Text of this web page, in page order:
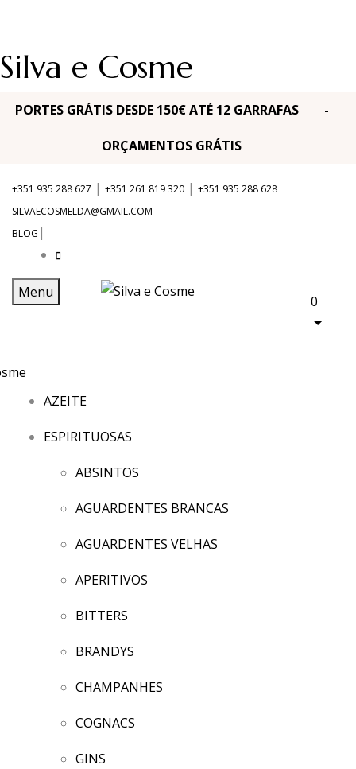
Silva e Cosme
PORTES GRÁTIS DESDE 150€ ATÉ 12 GARRAFAS -
ORÇAMENTOS GRÁTIS
+351 935 288 627 | +351 261 819 320 | +351 935 288 628
SILVAECOSMELDA@GMAIL.COM
BLOG |
Menu
0
AZEITE
ESPIRITUOSAS
ABSINTOS
AGUARDENTES BRANCAS
AGUARDENTES VELHAS
APERITIVOS
BITTERS
BRANDYS
CHAMPANHES
COGNACS
GINS